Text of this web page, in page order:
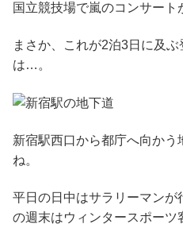
国立競技場で嵐のコンサート
まさか、これが2泊3日に及
は…。
新宿駅西口から都庁へ向か
ね。
平日の日中はサラリーマン
の週末はウィンタースポーツ